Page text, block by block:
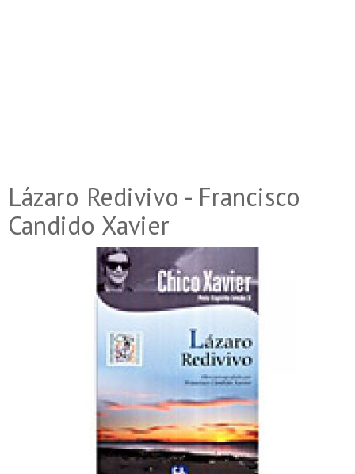
Lázaro Redivivo - Francisco
Candido Xavier